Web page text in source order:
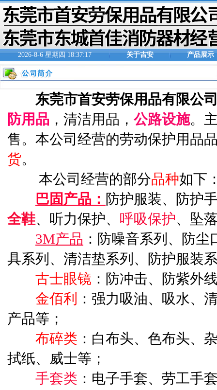
2026-8-6 星期四 18:37:17 关于吉安 产品展示
东莞市首安劳保用品有限公
防用品 ，清洁用品， 公路设施。
售。本公司经营的劳动保护用品
货。
本公司经营的部分品种如下
巴固产品： 防护服装、防护
全鞋、听力保护、 呼吸保护、坠
3M产品 ：防噪音系列、防
具系列、清洁垫系列、防护服装
古士眼镜 ：防冲击、防紫外
金佰利
：强力吸油、吸水、
产品等；
布碎类 ：白布头、色布头、
拭纸、威士等；
手套类 ：电子手套、劳工手